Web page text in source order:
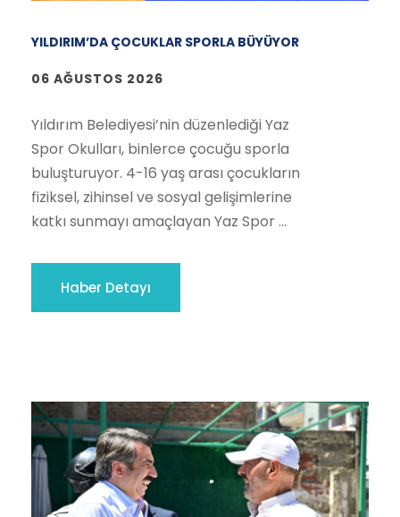
YILDIRIM’DA ÇOCUKLAR SPORLA BÜYÜYOR
06 AĞUSTOS 2026
Yıldırım Belediyesi’nin düzenlediği Yaz
Spor Okulları, binlerce çocuğu sporla
buluşturuyor. 4-16 yaş arası çocukların
fiziksel, zihinsel ve sosyal gelişimlerine
katkı sunmayı amaçlayan Yaz Spor ...
Haber Detayı